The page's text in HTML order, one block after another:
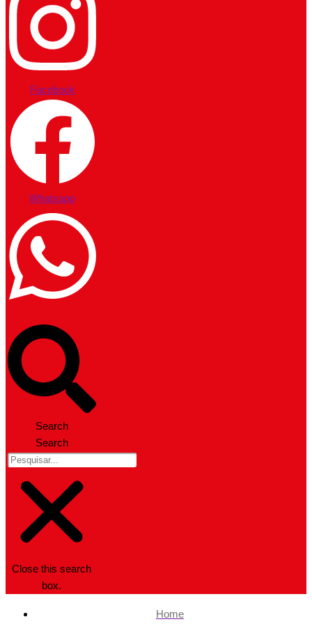
Facebook
Whatsapp
Search
Search
Close this search
box.
Home